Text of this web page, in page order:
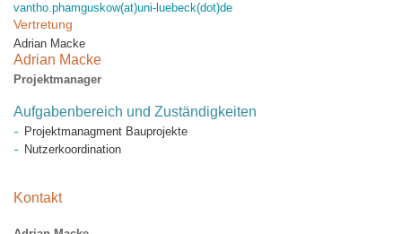
vantho.phamguskow(at)uni-luebeck(dot)de
Vertretung
Adrian Macke
Adrian Macke
Projektmanager
Aufgabenbereich und Zuständigkeiten
Projektmanagment Bauprojekte
Nutzerkoordination
Kontakt